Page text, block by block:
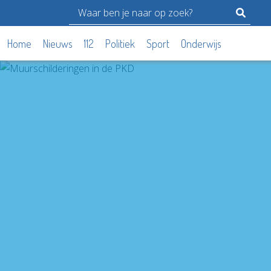
Home Nieuws 112 Politiek Sport Onderwijs